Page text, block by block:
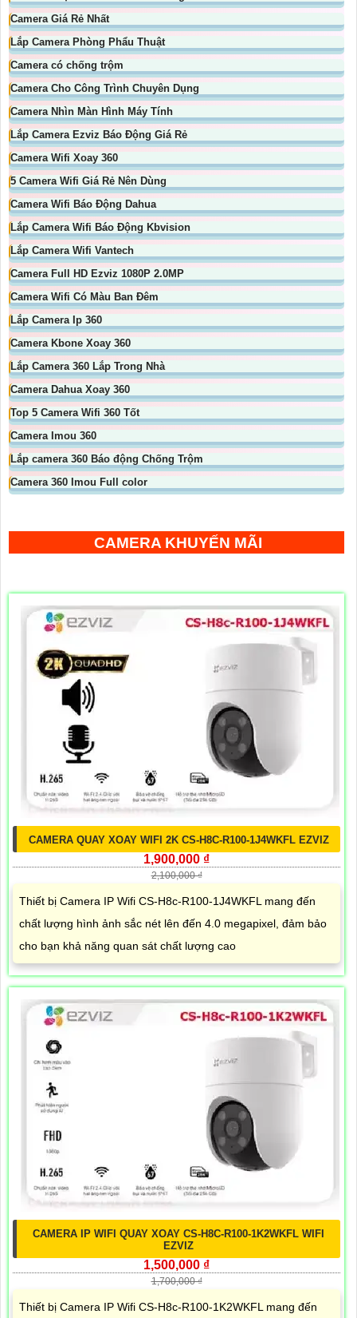
Camera Giá Rẻ Nhất
Lắp Camera Phòng Phẩu Thuật
Camera có chống trộm
Camera Cho Công Trình Chuyên Dụng
Camera Nhìn Màn Hình Máy Tính
Lắp Camera Ezviz Báo Động Giá Rẻ
Camera Wifi Xoay 360
5 Camera Wifi Giá Rẻ Nên Dùng
Camera Wifi Báo Động Dahua
Lắp Camera Wifi Báo Động Kbvision
Lắp Camera Wifi Vantech
Camera Full HD Ezviz 1080P 2.0MP
Camera Wifi Có Màu Ban Đêm
Lắp Camera Ip 360
Camera Kbone Xoay 360
Lắp Camera 360 Lắp Trong Nhà
Camera Dahua Xoay 360
Top 5 Camera Wifi 360 Tốt
Camera Imou 360
Lắp camera 360 Báo động Chống Trộm
Camera 360 Imou Full color
CAMERA KHUYẾN MÃI
CAMERA QUAY XOAY WIFI 2K CS-H8C-R100-1J4WKFL EZVIZ
1,900,000 ₫
2,100,000 ₫
Thiết bị Camera IP Wifi CS-H8c-R100-1J4WKFL mang đến
chất lượng hình ảnh sắc nét lên đến 4.0 megapixel, đảm bảo
cho bạn khả năng quan sát chất lượng cao
CAMERA IP WIFI QUAY XOAY CS-H8C-R100-1K2WKFL WIFI
EZVIZ
1,500,000 ₫
1,700,000 ₫
Thiết bị Camera IP Wifi CS-H8c-R100-1K2WKFL mang đến